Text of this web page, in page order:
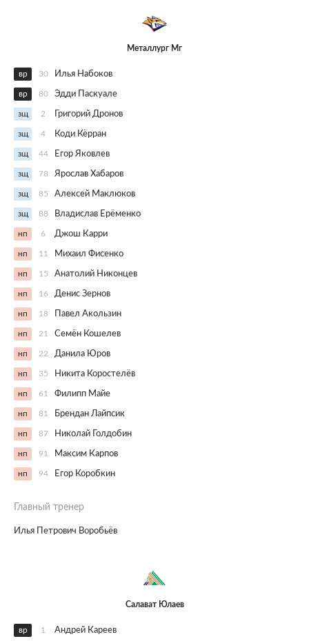
Металлург Мг
вр 30 Илья Набоков
вр 80 Эдди Паскуале
зщ 2 Григорий Дронов
зщ 4 Коди Кёрран
зщ 44 Егор Яковлев
зщ 78 Ярослав Хабаров
зщ 85 Алексей Маклюков
зщ 88 Владислав Ерёменко
нп 6 Джош Карри
нп 11 Михаил Фисенко
нп 15 Анатолий Никонцев
нп 16 Денис Зернов
нп 18 Павел Акользин
нп 21 Семён Кошелев
нп 22 Данила Юров
нп 35 Никита Коростелёв
нп 61 Филипп Майе
нп 81 Брендан Лайпсик
нп 87 Николай Голдобин
нп 91 Максим Карпов
нп 94 Егор Коробкин
Главный тренер
Илья Петрович Воробьёв
Салават Юлаев
вр 1 Андрей Кареев